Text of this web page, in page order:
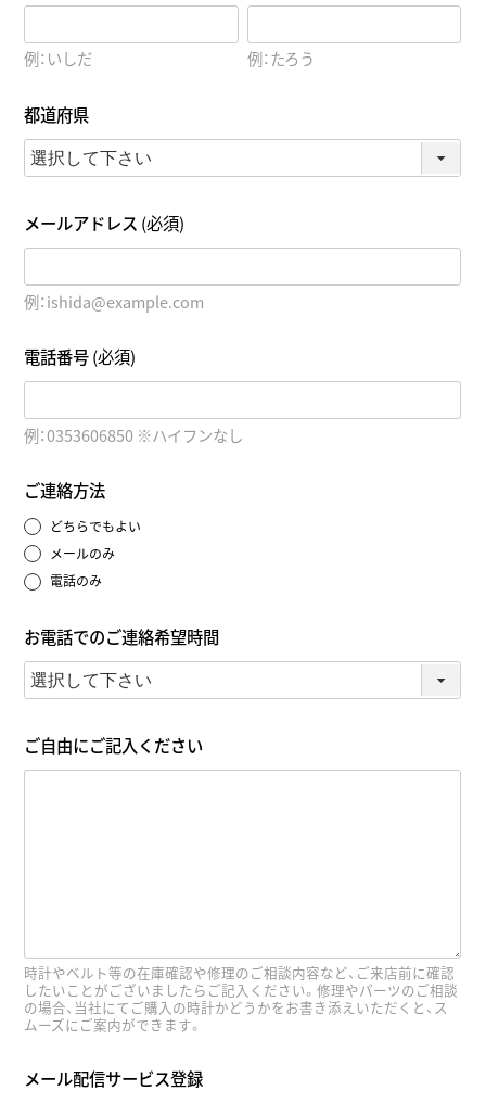
例：いしだ 例：たろう
都道府県
メールアドレス (必須)
例：ishida@example.com
電話番号(必須)
例：0353606850 ※ハイフンなし
ご連絡方法
どちらでもよい
メールのみ
電話のみ
お電話でのご連絡希望時間
ご自由にご記入ください
時計やベルト等の在庫確認や修理のご相談内容など、ご来店前に確認
したいことがございましたらご記入ください。修理やパーツのご相談
の場合、当社にてご購入の時計かどうかをお書き添えいただくと、ス
ムーズにご案内ができます。
メール配信サービス登録